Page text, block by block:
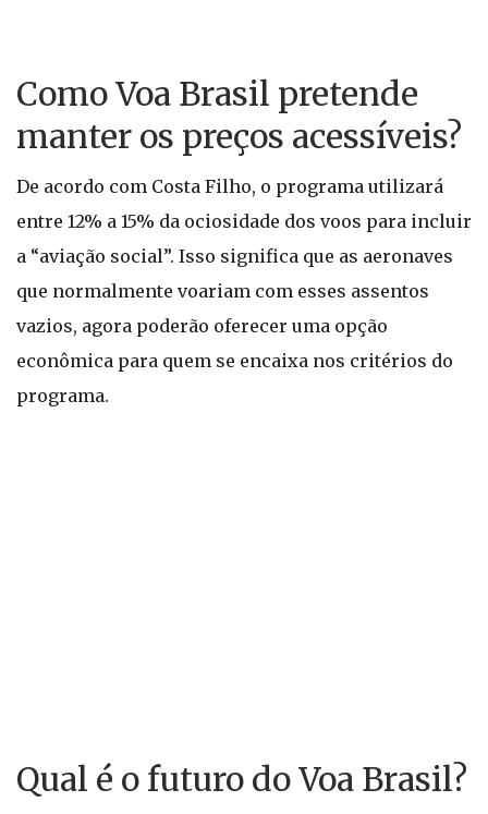
Como Voa Brasil pretende
manter os preços acessíveis?
De acordo com Costa Filho, o programa utilizará
entre 12% a 15% da ociosidade dos voos para incluir
a “aviação social”. Isso significa que as aeronaves
que normalmente voariam com esses assentos
vazios, agora poderão oferecer uma opção
econômica para quem se encaixa nos critérios do
programa.
Qual é o futuro do Voa Brasil?